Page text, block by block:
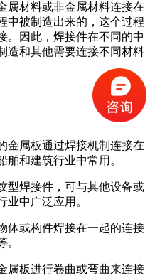
属材料或非金属材料连接在
中被制造出来的，这个过程
。因此，焊接件在不同的中
造和其他需要连接不同材料
金属板通过焊接机制连接在
和建筑行业中常用。
型焊接件，可与其他设备或
业中广泛应用。
体或构件焊接在一起的连接
。
属板进行卷曲或弯曲来连接